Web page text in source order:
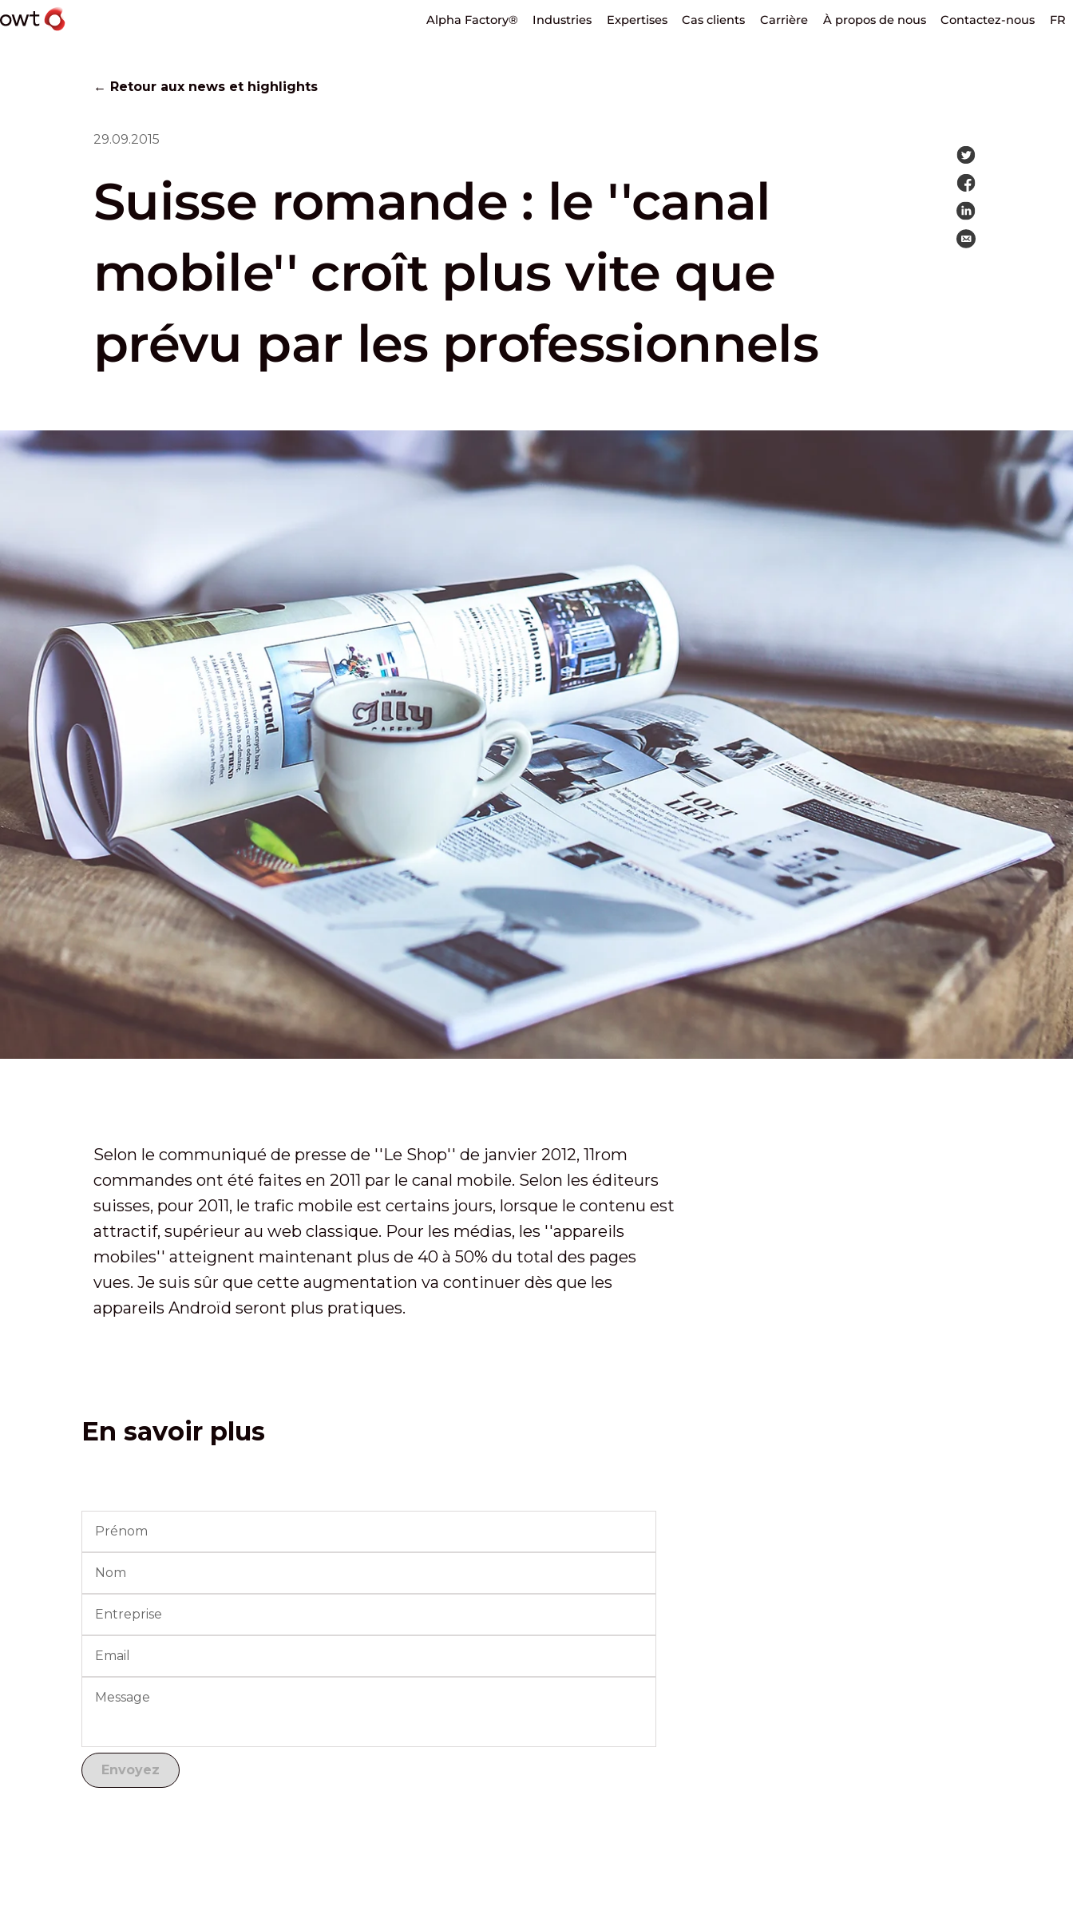
Alpha Factory® Industries Expertises Cas clients Carrière À propos de nous Contactez-nous FR
← Retour aux news et highlights
29.09.2015
Suisse romande : le ''canal
mobile'' croît plus vite que
prévu par les professionnels
Selon le communiqué de presse de ''Le Shop'' de janvier 2012, 11rom
commandes ont été faites en 2011 par le canal mobile. Selon les éditeurs
suisses, pour 2011, le trafic mobile est certains jours, lorsque le contenu est
attractif, supérieur au web classique. Pour les médias, les ''appareils
mobiles'' atteignent maintenant plus de 40 à 50% du total des pages
vues. Je suis sûr que cette augmentation va continuer dès que les
appareils Androïd seront plus pratiques.
En savoir plus